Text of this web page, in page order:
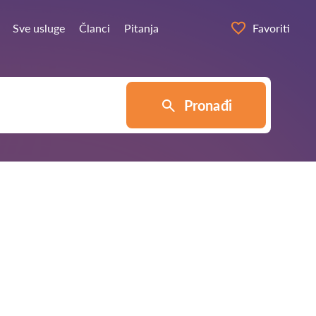
Sve usluge Članci Pitanja Favoriti
Pronađi